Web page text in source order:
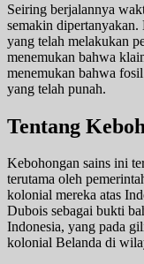
Seiring berjalannya
semakin
yang telah melakukan
menemukan bahwa
menemukan bahwa
yang telah punah.
Tentang
Kebohongan sains ini
terutama oleh
kolonial mereka atas
Dubois sebagai bukti
Indonesia, yang pada
kolonial Belanda di